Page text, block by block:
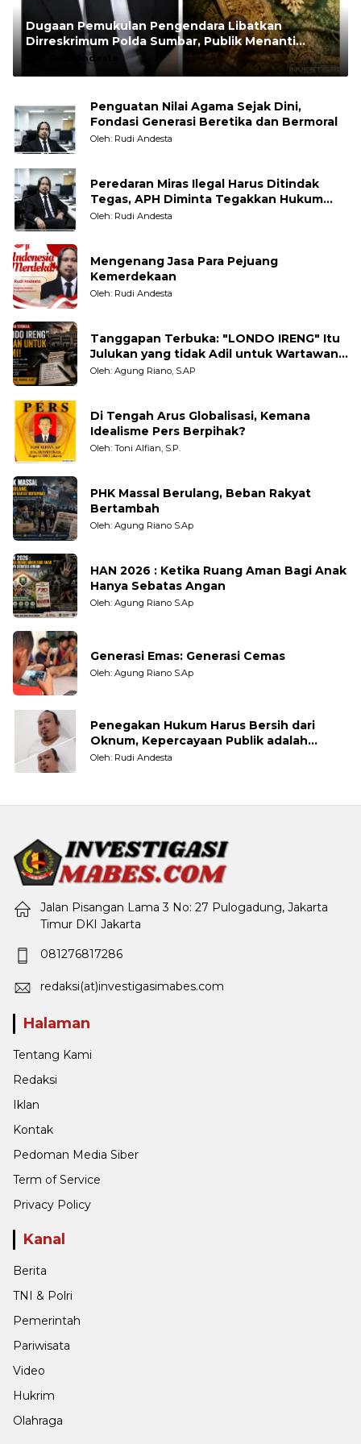
Dugaan Pemukulan Pengendara Libatkan
Dirreskrimum Polda Sumbar, Publik Menanti
Penegakan Hukum yang Transparan
Rudi Andesta
Penguatan Nilai Agama Sejak Dini,
Fondasi Generasi Beretika dan Bermoral
Oleh: Rudi Andesta
Peredaran Miras Ilegal Harus Ditindak
Tegas, APH Diminta Tegakkan Hukum
Tanpa Pandang Bulu
Oleh: Rudi Andesta
Mengenang Jasa Para Pejuang
Kemerdekaan
Oleh: Rudi Andesta
Tanggapan Terbuka: "LONDO IRENG" Itu
Julukan yang tidak Adil untuk Wartawan,
Pengamat dan LSM
Oleh: Agung Riano, S.AP
Di Tengah Arus Globalisasi, Kemana
Idealisme Pers Berpihak?
Oleh: Toni Alfian, S.P.
PHK Massal Berulang, Beban Rakyat
Bertambah
Oleh: Agung Riano S.Ap
HAN 2026 : Ketika Ruang Aman Bagi Anak
Hanya Sebatas Angan
Oleh: Agung Riano S.Ap
Generasi Emas: Generasi Cemas
Oleh: Agung Riano S.Ap
Penegakan Hukum Harus Bersih dari
Oknum, Kepercayaan Publik adalah
Taruhannya
Oleh: Rudi Andesta
Jalan Pisangan Lama 3 No: 27 Pulogadung, Jakarta
Timur DKI Jakarta
081276817286
redaksi(at)investigasimabes.com
Halaman
Tentang Kami
Redaksi
Iklan
Kontak
Pedoman Media Siber
Term of Service
Privacy Policy
Kanal
Berita
TNI & Polri
Pemerintah
Pariwisata
Video
Hukrim
Olahraga